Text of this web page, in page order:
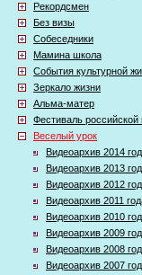
Рекордсмен
Без визы
Собеседники
Мамина школа
События культурной
Зеркало жизни
Альма-матер
Фестиваль российской
Веселый урок
Видеоархив 2014
Видеоархив 2013
Видеоархив 2012
Видеоархив 2011
Видеоархив 2010
Видеоархив 2009
Видеоархив 2008
Видеоархив 2007